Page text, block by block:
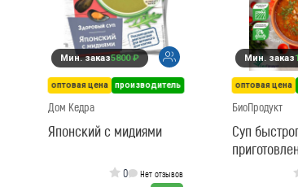
Мин. заказ5800 ₽
оптовая цена производитель
Дом Кедра
Японский с мидиями
0 Нет отзывов
Мин. заказ
оптовая цена
БиоПродукт
Суп